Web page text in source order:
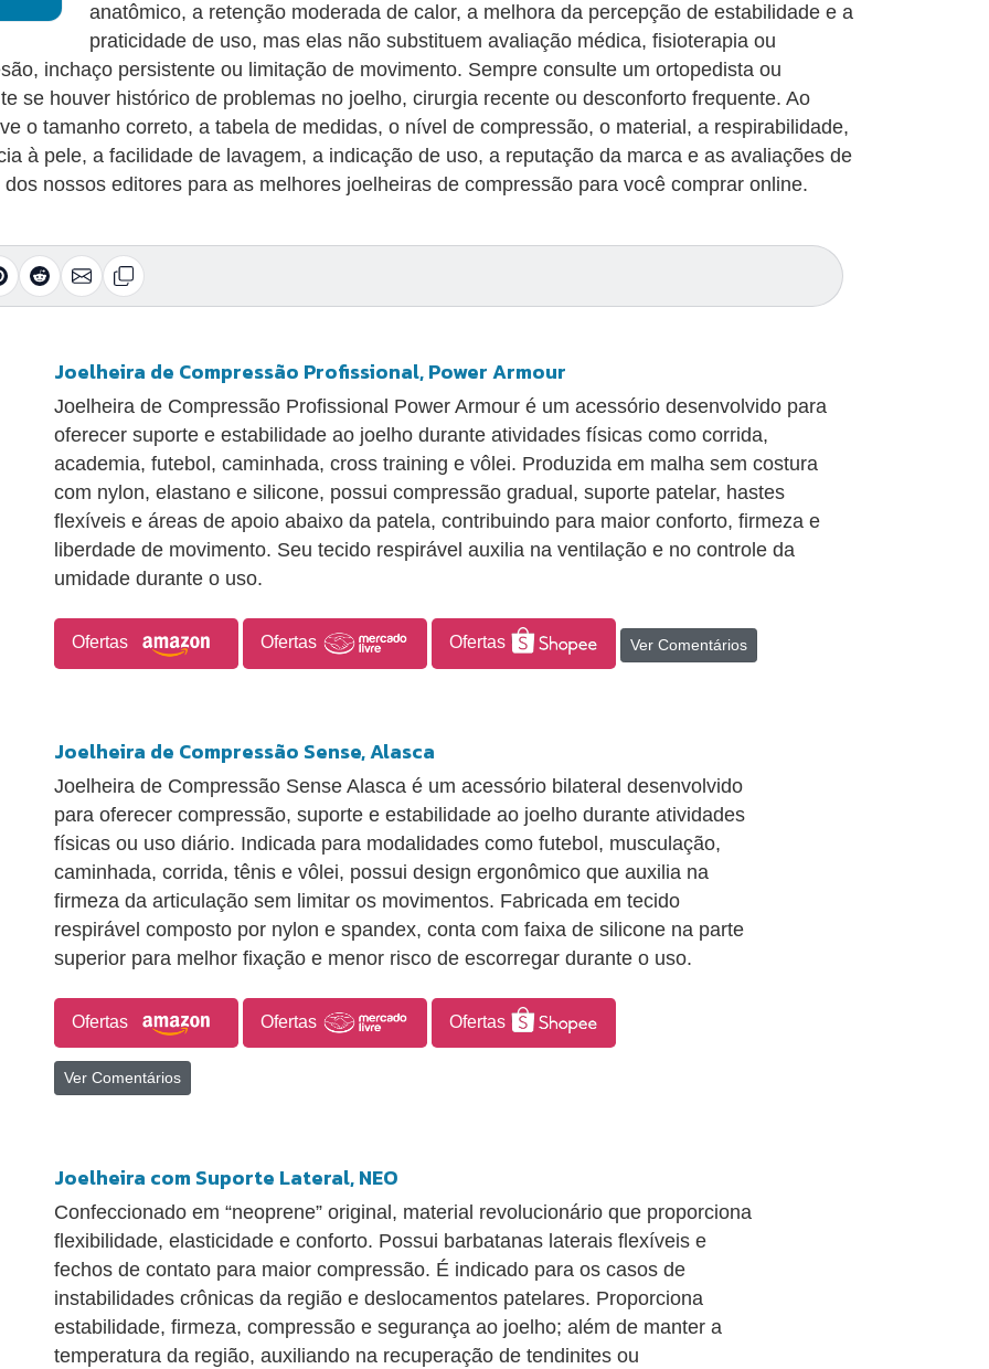
anatômico, a retenção moderada de calor, a melhora da percepção de estabilidade e a
praticidade de uso, mas elas não substituem avaliação médica, fisioterapia ou
inchaço persistente ou limitação de movimento. Sempre consulte um ortopedista ou
se houver histórico de problemas no joelho, cirurgia recente ou desconforto frequente. Ao
o tamanho correto, a tabela de medidas, o nível de compressão, o material, a respirabilidade,
à pele, a facilidade de lavagem, a indicação de uso, a reputação da marca e as avaliações de
nossos editores para as melhores joelheiras de compressão para você comprar online.
Joelheira de Compressão Profissional, Power Armour
Joelheira de Compressão Profissional Power Armour é um acessório desenvolvido para
oferecer suporte e estabilidade ao joelho durante atividades físicas como corrida,
academia, futebol, caminhada, cross training e vôlei. Produzida em malha sem costura
com nylon, elastano e silicone, possui compressão gradual, suporte patelar, hastes
flexíveis e áreas de apoio abaixo da patela, contribuindo para maior conforto, firmeza e
liberdade de movimento. Seu tecido respirável auxilia na ventilação e no controle da
umidade durante o uso.
Ofertas Ofertas Ofertas Ver Comentários
Joelheira de Compressão Sense, Alasca
Joelheira de Compressão Sense Alasca é um acessório bilateral desenvolvido
para oferecer compressão, suporte e estabilidade ao joelho durante atividades
físicas ou uso diário. Indicada para modalidades como futebol, musculação,
caminhada, corrida, tênis e vôlei, possui design ergonômico que auxilia na
firmeza da articulação sem limitar os movimentos. Fabricada em tecido
respirável composto por nylon e spandex, conta com faixa de silicone na parte
superior para melhor fixação e menor risco de escorregar durante o uso.
Ofertas Ofertas Ofertas
Ver Comentários
Joelheira com Suporte Lateral, NEO
Confeccionado em “neoprene” original, material revolucionário que proporciona
flexibilidade, elasticidade e conforto. Possui barbatanas laterais flexíveis e
fechos de contato para maior compressão. É indicado para os casos de
instabilidades crônicas da região e deslocamentos patelares. Proporciona
estabilidade, firmeza, compressão e segurança ao joelho; além de manter a
temperatura da região, auxiliando na recuperação de tendinites ou